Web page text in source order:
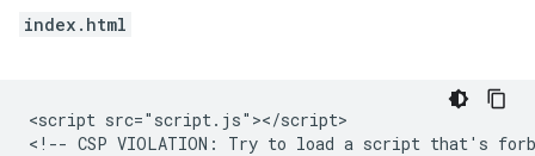
index.html
<script src="script.js"></script>
<!-- CSP VIOLATION: Try to load a script that's